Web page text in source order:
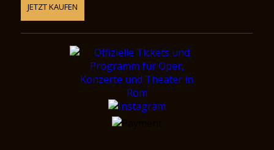
JETZT KAUFEN